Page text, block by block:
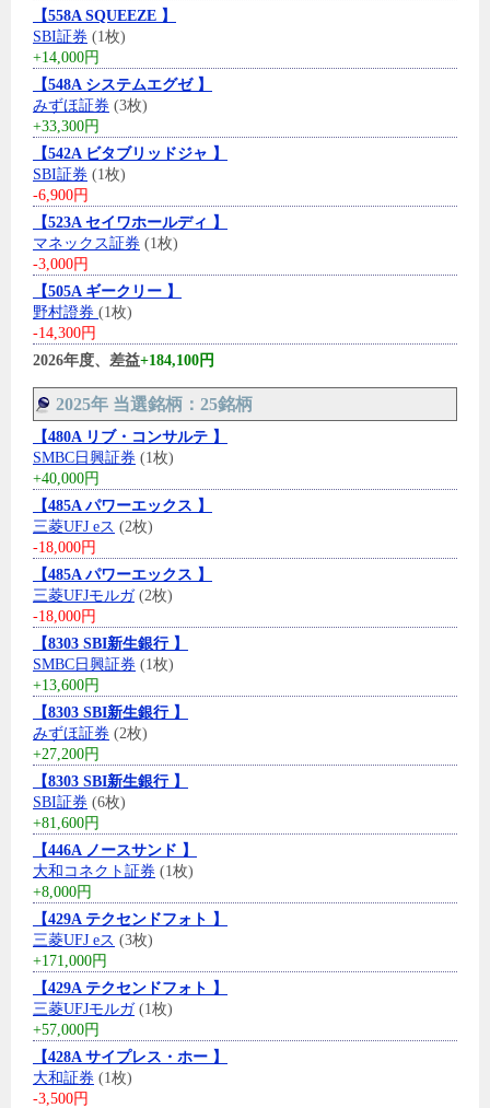
【558A SQUEEZE 】
SBI証券 (1枚)
+14,000円
【548A システムエグゼ 】
みずほ証券 (3枚)
+33,300円
【542A ビタブリッドジャ 】
SBI証券 (1枚)
-6,900円
【523A セイワホールディ 】
マネックス証券 (1枚)
-3,000円
【505A ギークリー 】
野村證券 (1枚)
-14,300円
2026年度、差益+184,100円
2025年 当選銘柄：25銘柄
【480A リブ・コンサルテ 】
SMBC日興証券 (1枚)
+40,000円
【485A パワーエックス 】
三菱UFJ eス (2枚)
-18,000円
【485A パワーエックス 】
三菱UFJモルガ(2枚)
-18,000円
【8303 SBI新生銀行 】
SMBC日興証券 (1枚)
+13,600円
【8303 SBI新生銀行 】
みずほ証券 (2枚)
+27,200円
【8303 SBI新生銀行 】
SBI証券 (6枚)
+81,600円
【446A ノースサンド 】
大和コネクト証券 (1枚)
+8,000円
【429A テクセンドフォト 】
三菱UFJ eス (3枚)
+171,000円
【429A テクセンドフォト 】
三菱UFJモルガ(1枚)
+57,000円
【428A サイプレス・ホー 】
大和証券 (1枚)
-3,500円